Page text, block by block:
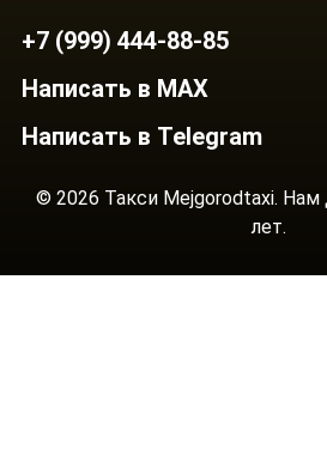
+7 (999) 444-88-85
Написать в MAX
Написать в Telegram
© 2026 Такси Mejgorodtaxi.
лет.